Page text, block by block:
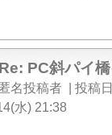
Re: PC斜パイ
匿名投稿者
投稿
水) 21:38